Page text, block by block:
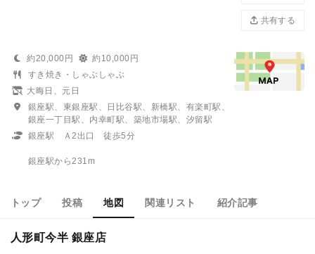
共有する
約20,000円
約10,000円
すき焼き・しゃぶしゃぶ
大晦日、元日
銀座駅、東銀座駅、日比谷駅、新橋駅、有楽町駅、
銀座一丁目駅、内幸町駅、築地市場駅、汐留駅
銀座駅 Ａ2出口 徒歩5分
銀座駅から231m
トップ 投稿 地図 関連リスト 紹介記事
人形町今半 銀座店